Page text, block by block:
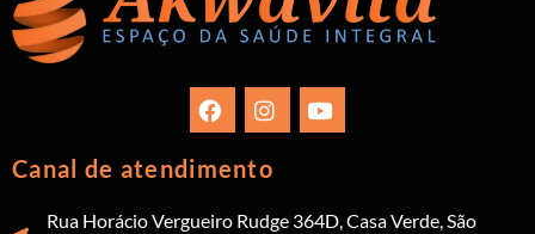
Canal de atendimento
Rua Horácio Vergueiro Rudge 364D, Casa Verde, São